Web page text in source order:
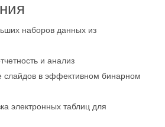
наборов данных из
и анализ
слайдов в эффективном бинарном
электронных таблиц для